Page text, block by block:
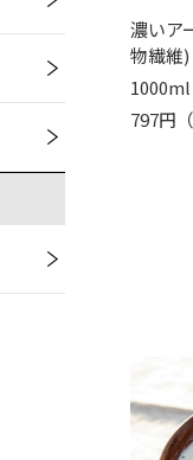
濃いア
物繊維)
1000ml
797円